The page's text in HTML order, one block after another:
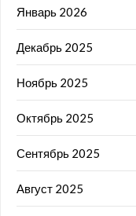
Январь 2026
Декабрь 2025
Ноябрь 2025
Октябрь 2025
Сентябрь 2025
Август 2025